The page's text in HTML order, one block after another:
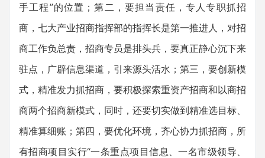
手工程”的位置；第二，要担当责任，专人专职抓招
商，七大产业招商指挥部的指挥长是第一推进人，对招
商工作负总责，招商专员是排头兵，要真正静心沉下来
驻点，广辟信息渠道，引来源头活水；第三，要创新模
式，精准发力抓招商，要积极探索重资产招商和以商招
商两个招商新模式，同时，还要切实做到精准选目标、
精准算细账；第四，要优化环境，齐心协力抓招商，所
有招商项目实行“一条重点项目信息、一名市级领导、